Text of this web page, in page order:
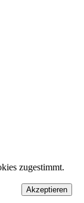
zugestimmt.
Akzeptieren